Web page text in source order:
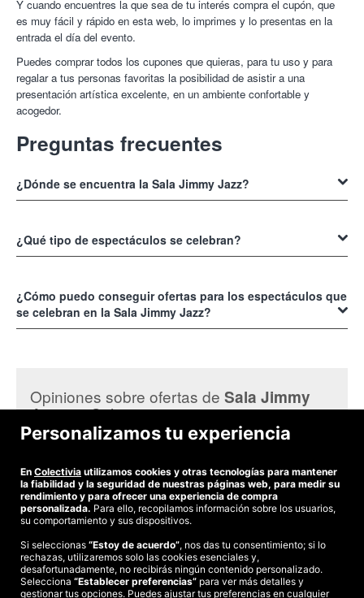
Y cuando encuentres la que sea de tu interés compra el cupón, que
es muy fácil y rápido en esta web, lo imprimes y lo presentas en la
entrada el día del evento.
Puedes comprar todos los cupones que quieras, para tu uso y para
regalar a tus personas favoritas la posibilidad de asistir a una
presentación artística excelente, en un ambiente confortable y
acogedor.
Preguntas frecuentes
¿Dónde se encuentra la Sala Jimmy Jazz?
Kalea, 4 01012 - Vitoria-Gazteiz, en pleno corazón de la ciudad, se
trata de un local amplio que cuenta con todo lo necesario para que el
espectáculos, en un ambiente lleno de buenas vibras.
¿Qué tipo de espectáculos se celebran?
bandas nacionales e internacionales, y DJ sets, sin embargo, ha ido
ampliando sus actividades, y ahora se pueden presentar obras
teatrales, monólogos, master class, y más, para enriquecer la vida
¿Cómo puedo conseguir ofertas para los espectáculos que
se celebran en la Sala Jimmy Jazz?
ofertas para los espectáculos que
se celebran en la Sala Jimmy
Jazz, solo tienes que ir a
https://www.colectivia.com,
que te
ofrece toda la información que
necesitas para que tengas la
Opiniones sobre ofertas de Sala Jimmy
Jazzen Colectivia:
Muy buenos los cantantes
©2026 Colectivia
Términos y condiciones|Política de privacidad|Política de cookies
Personalizamos tu experiencia
En Colectivia utilizamos cookies y otras tecnologías para mantener
la fiabilidad y la seguridad de nuestras páginas web, para medir su
rendimiento y para ofrecer una experiencia de compra
personalizada. Para ello, recopilamos información sobre los usuarios,
su comportamiento y sus dispositivos.
Si seleccionas “Estoy de acuerdo”, nos das tu consentimiento; si lo
rechazas, utilizaremos solo las cookies esenciales y,
desafortunadamente, no recibirás ningún contenido personalizado.
Selecciona “Establecer preferencias” para ver más detalles y
gestionar tus opciones. Puedes ajustar tus preferencias en cualquier